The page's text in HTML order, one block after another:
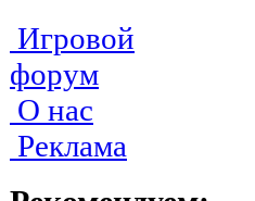
Игровой
форум
О нас
Реклама